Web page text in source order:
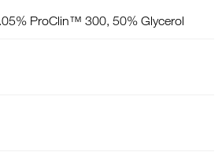
ProClin™ 300, 50% Glycerol